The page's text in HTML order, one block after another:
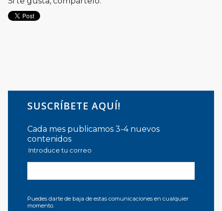
SUSCRÍBETE AQUÍ!
Cada mes publicamos 3-4 nuevos
contenidos
Introduce tu correo
Puedes darte de baja de estas comunicaciones en cualquier
momento.